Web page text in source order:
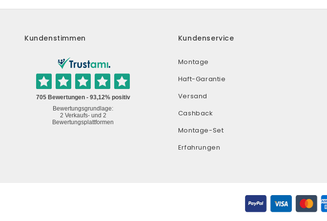
Kundenstimmen Kundenservice
Montage
Haft-Garantie
Versand
Cashback
Montage-Set
Erfahrungen
Zahlungsmethoden